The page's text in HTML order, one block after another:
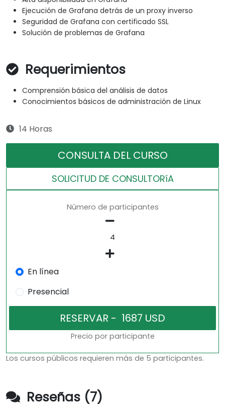
Ejecución de Grafana detrás de un proxy inverso
Seguridad de Grafana con certificado SSL
Solución de problemas de Grafana
Requerimientos
Comprensión básica del análisis de datos
Conocimientos básicos de administración de Linux
14 Horas
CONSULTA DEL CURSO
SOLICITUD DE CONSULTORíA
Número de participantes
En línea
Presencial
Precio por participante
Los cursos públicos requieren más de 5 participantes.
Reseñas (7)